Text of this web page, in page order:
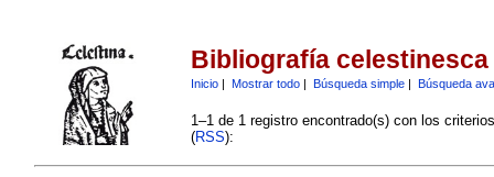
Bibliografía celestinesca
Inicio| Mostrar todo| Búsqueda simple| Búsqueda
1–1 de 1 registro encontrado(s) con los
(RSS):